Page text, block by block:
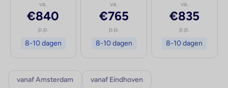
va.
€840
p.p.
8-10 dagen
va.
€765
p.p.
8-10 dagen
va.
€835
p.p.
8-10 dagen
vanaf Amsterdam vanaf Eindhoven